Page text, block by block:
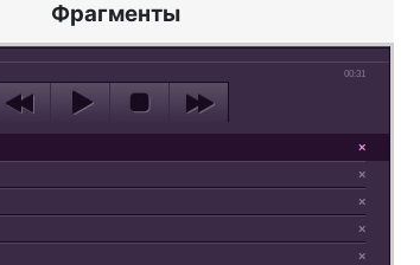
Фрагменты
00:31
×
×
×
×
×